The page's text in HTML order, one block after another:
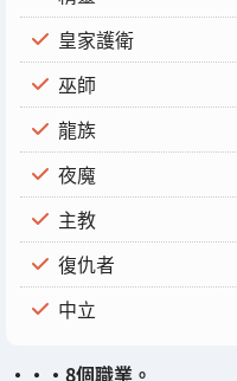
皇家護衛
巫師
龍族
夜魔
主教
復仇者
中立
・・・8個職業。